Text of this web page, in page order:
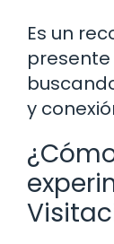
Es un
y